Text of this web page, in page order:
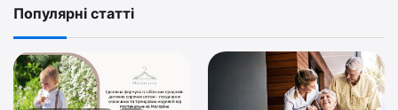
Популярні статті